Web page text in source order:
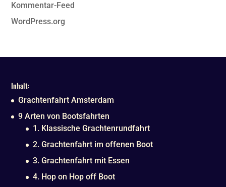
Kommentar-Feed
WordPress.org
Inhalt:
Grachtenfahrt Amsterdam
9 Arten von Bootsfahrten
1. Klassische Grachtenrundfahrt
2. Grachtenfahrt im offenen Boot
3. Grachtenfahrt mit Essen
4. Hop on Hop off Boot